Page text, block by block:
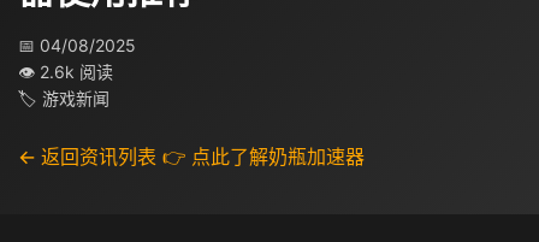
📅 04/08/2025
👁 2.6k 阅读
🏷 游戏新闻
← 返回资讯列表 👉 点此了解奶瓶加速器